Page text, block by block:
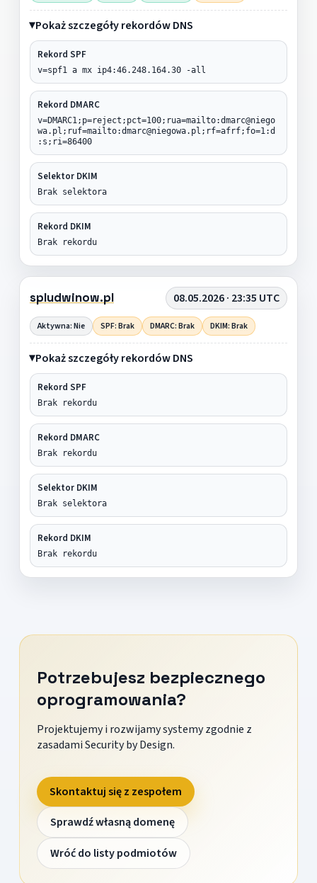
Pokaż szczegóły rekordów DNS
Rekord SPF
v=spf1 a mx ip4:46.248.164.30 -all
Rekord DMARC
v=DMARC1;p=reject;pct=100;rua=mailto:dmarc@niego
wa.pl;ruf=mailto:dmarc@niegowa.pl;rf=afrf;fo=1:d
:s;ri=86400
Selektor DKIM
Brak selektora
Rekord DKIM
Brak rekordu
spludwinow.pl 08.05.2026 · 23:35 UTC
Aktywna: Nie SPF: Brak DMARC: Brak DKIM: Brak
Pokaż szczegóły rekordów DNS
Rekord SPF
Brak rekordu
Rekord DMARC
Brak rekordu
Selektor DKIM
Brak selektora
Rekord DKIM
Brak rekordu
Potrzebujesz bezpiecznego
oprogramowania?
Projektujemy i rozwijamy systemy zgodnie z
zasadami Security by Design.
Skontaktuj się z zespołem
Sprawdź własną domenę
Wróć do listy podmiotów